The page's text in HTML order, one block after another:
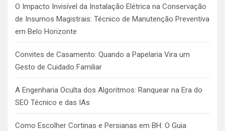
O Impacto Invisível da Instalação Elétrica na Conservação
de Insumos Magistrais: Técnico de Manutenção Preventiva
em Belo Horizonte
Convites de Casamento: Quando a Papelaria Vira um
Gesto de Cuidado Familiar
A Engenharia Oculta dos Algoritmos: Ranquear na Era do
SEO Técnico e das IAs
Como Escolher Cortinas e Persianas em BH: O Guia